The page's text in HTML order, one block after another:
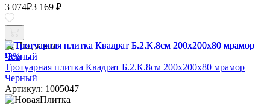
3 074₽3 169 ₽
Под заказ
-3%
Тротуарная плитка Квадрат Б.2.К.8см 200х200х80 мрамор
Черный
Артикул: 1005047